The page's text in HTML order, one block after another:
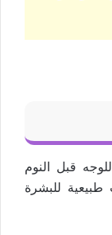
قبل النوم
للبشرة